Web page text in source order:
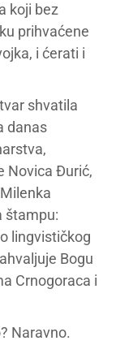
koji bez
prihvaćene
i ćerati i
shvatila
danas
Novica Đurić,
štampu:
lingvističkog
Bogu
Crnogoraca i
Naravno.